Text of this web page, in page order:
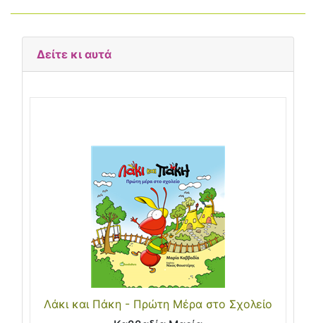
Δείτε κι αυτά
Λάκι και Πάκη - Πρώτη Μέρα στο Σχολείο